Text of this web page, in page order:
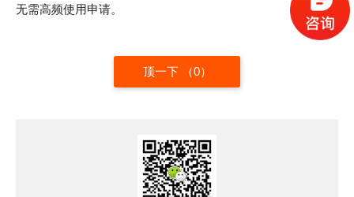
无需高频使用申请。
顶一下 （0）